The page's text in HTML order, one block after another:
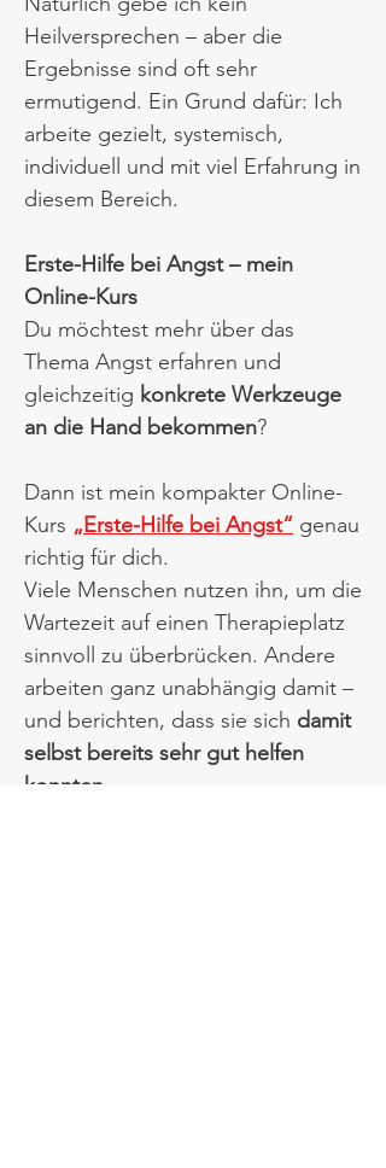
Heilversprechen – aber die
Ergebnisse sind oft sehr
ermutigend. Ein Grund dafür: Ich
arbeite gezielt, systemisch,
individuell und mit viel Erfahrung in
diesem Bereich.​
Erste-Hilfe bei Angst – mein
Online-Kurs
Du möchtest mehr über das
Thema Angst erfahren und
gleichzeitig konkrete Werkzeuge
an die Hand bekommen?​
Dann ist mein kompakter Online-
Kurs „Erste-Hilfe bei Angst“ genau
richtig für dich.​
Viele Menschen nutzen ihn, um die
Wartezeit auf einen Therapieplatz
sinnvoll zu überbrücken. Andere
arbeiten ganz unabhängig damit –
und berichten, dass sie sich damit
selbst bereits sehr gut helfen
konnten